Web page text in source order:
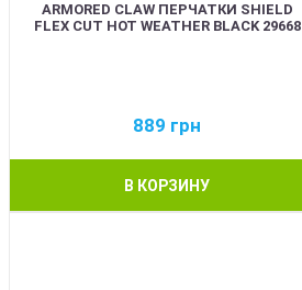
ARMORED CLAW ПЕРЧАТКИ SHIELD
FLEX CUT HOT WEATHER BLACK 29668
889 грн
В КОРЗИНУ